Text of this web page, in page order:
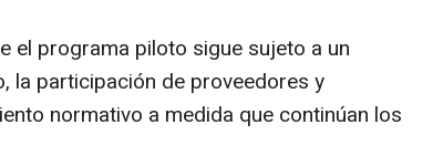
el programa piloto sigue sujeto a un
la participación de proveedores y
normativo a medida que continúan los